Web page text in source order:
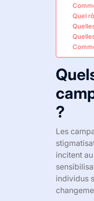
Quel
?
Les
incitent
individus